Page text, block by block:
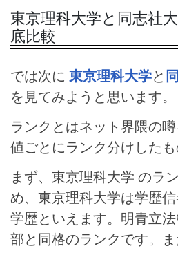
東京理科大学と同志社
底比較
では次に 東京理科大学と
を見てみようと思います。
ランクとはネット界隈の
値ごとにランク分けしたも
まず、東京理科大学 のラ
め、東京理科大学は学歴
学歴といえます。明青立
部と同格のランクです。